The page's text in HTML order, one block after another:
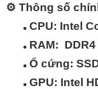
⚙️ Thông số
CPU: Intel
RAM:
Ổ cứng:
GPU: Intel